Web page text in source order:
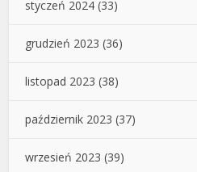
styczeń 2024 (33)
grudzień 2023 (36)
listopad 2023 (38)
październik 2023 (37)
wrzesień 2023 (39)